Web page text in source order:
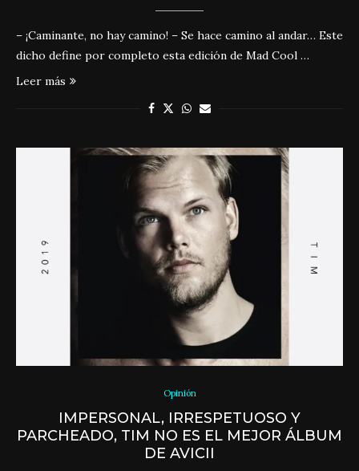
– ¡Caminante, no hay camino! – Se hace camino al andar… Este
dicho define por completo esta edición de Mad Cool …
Leer más
Opinión
IMPERSONAL, IRRESPETUOSO Y
PARCHEADO, TIM NO ES EL MEJOR ÁLBUM
DE AVICII